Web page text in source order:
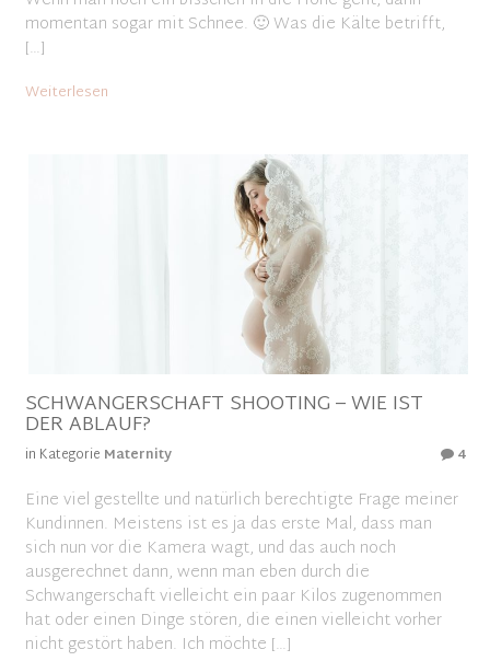
momentan sogar mit Schnee. 🙂 Was die Kälte betrifft,
[…]
Weiterlesen
SCHWANGERSCHAFT SHOOTING – WIE IST
DER ABLAUF?
in Kategorie Maternity 4
Eine viel gestellte und natürlich berechtigte Frage meiner
Kundinnen. Meistens ist es ja das erste Mal, dass man
sich nun vor die Kamera wagt, und das auch noch
ausgerechnet dann, wenn man eben durch die
Schwangerschaft vielleicht ein paar Kilos zugenommen
hat oder einen Dinge stören, die einen vielleicht vorher
nicht gestört haben. Ich möchte […]